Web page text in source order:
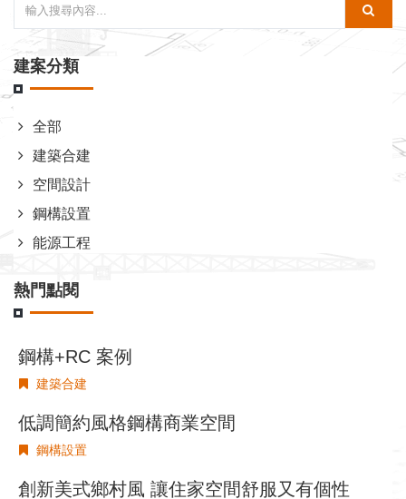
建案分類
全部
建築合建
空間設計
鋼構設置
能源工程
熱門點閱
鋼構+RC 案例
建築合建
低調簡約風格鋼構商業空間
鋼構設置
創新美式鄉村風 讓住家空間舒服又有個性